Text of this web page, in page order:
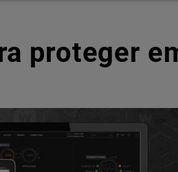
proteger